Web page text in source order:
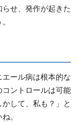
せ、発作が起きた
ール病は根本的な
ントロールは可能
して、私も？」と
。